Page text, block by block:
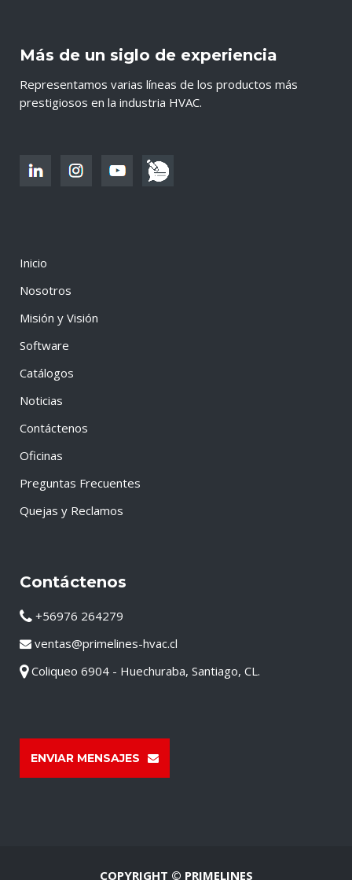
Más de un siglo de experiencia
Representamos varias líneas de los productos más
prestigiosos en la industria HVAC.
Inicio
Nosotros
Misión y Visión
Software
Catálogos
Noticias
Contáctenos
Oficinas
Preguntas Frecuentes
Quejas y Reclamos
Contáctenos
+56976 264279
ventas@primelines-hvac.cl
Coliqueo 6904 - Huechuraba, Santiago, CL.
ENVIAR MENSAJES
COPYRIGHT © PRIMELINES